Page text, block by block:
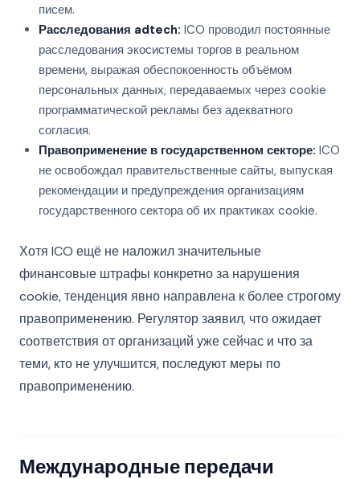
писем.
Расследования adtech: ICO проводил постоянные
расследования экосистемы торгов в реальном
времени, выражая обеспокоенность объёмом
персональных данных, передаваемых через cookie
программатической рекламы без адекватного
согласия.
Правоприменение в государственном секторе: ICO
не освобождал правительственные сайты, выпуская
рекомендации и предупреждения организациям
государственного сектора об их практиках cookie.
Хотя ICO ещё не наложил значительные
финансовые штрафы конкретно за нарушения
cookie, тенденция явно направлена к более строгому
правоприменению. Регулятор заявил, что ожидает
соответствия от организаций уже сейчас и что за
теми, кто не улучшится, последуют меры по
правоприменению.
Международные передачи